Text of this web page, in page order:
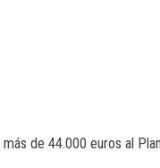
de 44.000 euros al